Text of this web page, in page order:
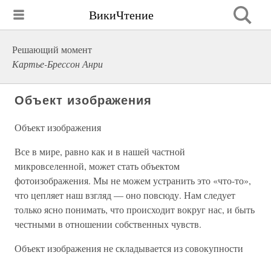
ВикиЧтение
Решающий момент
Картье-Брессон Анри
Объект изображения
Объект изображения
Все в мире, равно как и в нашей частной
микровселенной, может стать объектом
фотоизображения. Мы не можем устранить это «что-то»,
что цепляет наш взгляд — оно повсюду. Нам следует
только ясно понимать, что происходит вокруг нас, и быть
честными в отношении собственных чувств.
Объект изображения не складывается из совокупности